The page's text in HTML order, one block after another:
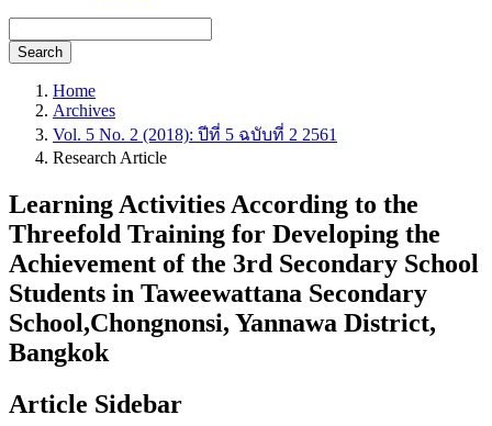
Search
Home
Archives
Vol. 5 No. 2 (2018): ปีที่ 5 ฉบับที่ 2 2561
Research Article
Learning Activities According to the
Threefold Training for Developing the
Achievement of the 3rd Secondary School
Students in Taweewattana Secondary
School,Chongnonsi, Yannawa District,
Bangkok
Article Sidebar